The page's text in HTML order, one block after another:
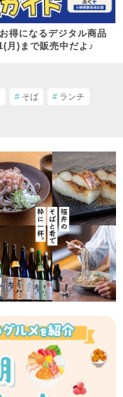
得になるデジタル商品
月)まで販売中だよ♪
# そば # ランチ